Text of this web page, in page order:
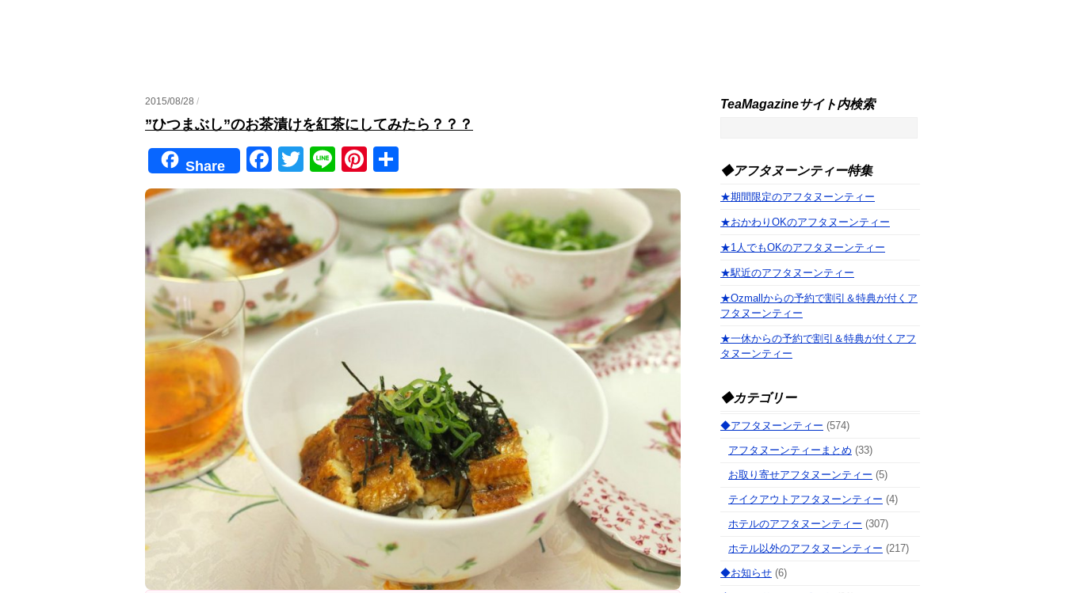
2015/08/28 /
”ひつまぶし”のお茶漬けを紅茶にしてみたら？？？
Share
F
a
c
e
b
o
o
k
T
wi
tt
er
Li
n
e
Pi
nt
er
e
st
有
TeaMagazineサイト内検索
◆アフタヌーンティー特集
★期間限定のアフタヌーンティー
★おかわりOKのアフタヌーンティー
★1人でもOKのアフタヌーンティー
★駅近のアフタヌーンティー
★Ozmallからの予約で割引＆特典が付くア
フタヌーンティー
★一休からの予約で割引＆特典が付くアフ
タヌーンティー
◆カテゴリー
◆アフタヌーンティー (574)
アフタヌーンティーまとめ (33)
お取り寄せアフタヌーンティー (5)
テイクアウトアフタヌーンティー (4)
ホテルのアフタヌーンティー (307)
ホテル以外のアフタヌーンティー (217)
◆お知らせ (6)